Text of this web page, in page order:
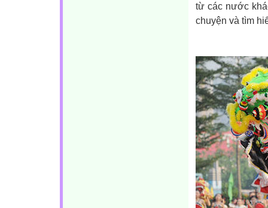
từ các nước
chuyện và tìm